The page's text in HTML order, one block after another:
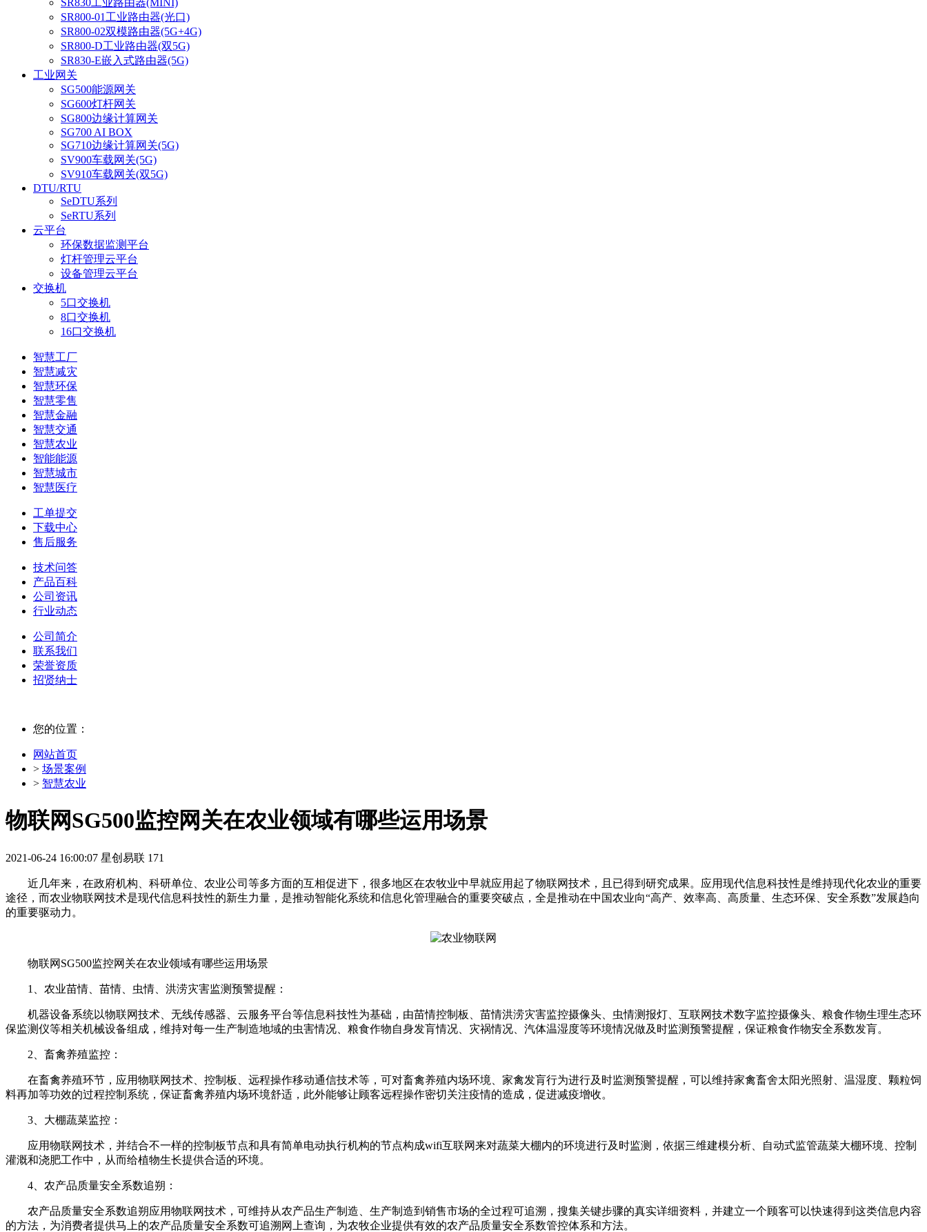
SR830工业路由器(MINI)
SR800-01工业路由器(光口)
SR800-02双模路由器(5G+4G)
SR800-D工业路由器(双5G)
SR830-E嵌入式路由器(5G)
工业网关
SG500能源网关
SG600灯杆网关
SG800边缘计算网关
SG700 AI BOX
SG710边缘计算网关(5G)
SV900车载网关(5G)
SV910车载网关(双5G)
DTU/RTU
SeDTU系列
SeRTU系列
云平台
环保数据监测平台
灯杆管理云平台
设备管理云平台
交换机
5口交换机
8口交换机
16口交换机
智慧工厂
智慧减灾
智慧环保
智慧零售
智慧金融
智慧交通
智慧农业
智能能源
智慧城市
智慧医疗
工单提交
下载中心
售后服务
技术问答
产品百科
公司资讯
行业动态
公司简介
联系我们
荣誉资质
招贤纳士
您的位置：
网站首页
> 场景案例
> 智慧农业
物联网SG500监控网关在农业领域有哪些运用场景
2021-06-24 16:00:07 星创易联 171
近几年来，在政府机构、科研单位、农业公司等多方面的互相促进下，很多地区在农牧业中早就应用起了物联网技术，且已得到研究成果。应用现代信息科技性是维持现代化农业的重要
途径，而农业物联网技术是现代信息科技性的新生力量，是推动智能化系统和信息化管理融合的重要突破点，全是推动在中国农业向“高产、效率高、高质量、生态环保、安全系数”发展趋向
的重要驱动力。
物联网SG500监控网关在农业领域有哪些运用场景
1、农业苗情、苗情、虫情、洪涝灾害监测预警提醒：
机器设备系统以物联网技术、无线传感器、云服务平台等信息科技性为基础，由苗情控制板、苗情洪涝灾害监控摄像头、虫情测报灯、互联网技术数字监控摄像头、粮食作物生理生态环
保监测仪等相关机械设备组成，维持对每一生产制造地域的虫害情况、粮食作物自身发肓情况、灾祸情况、汽体温湿度等环境情况做及时监测预警提醒，保证粮食作物安全系数发肓。
2、畜禽养殖监控：
在畜禽养殖环节，应用物联网技术、控制板、远程操作移动通信技术等，可对畜禽养殖内场环境、家禽发肓行为进行及时监测预警提醒，可以维持家禽畜舍太阳光照射、温湿度、颗粒饲
料再加等功效的过程控制系统，保证畜禽养殖内场环境舒适，此外能够让顾客远程操作密切关注疫情的造成，促进减疫增收。
3、大棚蔬菜监控：
应用物联网技术，并结合不一样的控制板节点和具有简单电动执行机构的节点构成wifi互联网来对蔬菜大棚内的环境进行及时监测，依据三维建模分析、自动式监管蔬菜大棚环境、控制
灌溉和浇肥工作中，从而给植物生长提供合适的环境。
4、农产品质量安全系数追朔：
农产品质量安全系数追朔应用物联网技术，可维持从农产品生产制造、生产制造到销售市场的全过程可追溯，搜集关键步骤的真实详细资料，并建立一个顾客可以快速得到这类信息内容
的方法，为消费者提供马上的农产品质量安全系数可追溯网上查询，为农牧企业提供有效的农产品质量安全系数管控体系和方法。